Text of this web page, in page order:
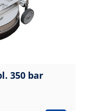
350 bar